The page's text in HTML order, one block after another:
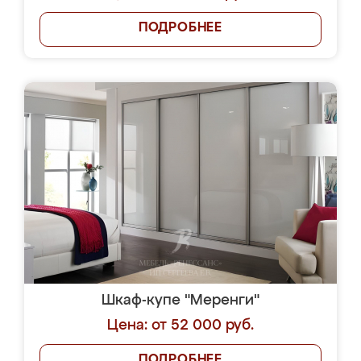
ПОДРОБНЕЕ
Шкаф-купе "Меренги"
Цена: от 52 000 руб.